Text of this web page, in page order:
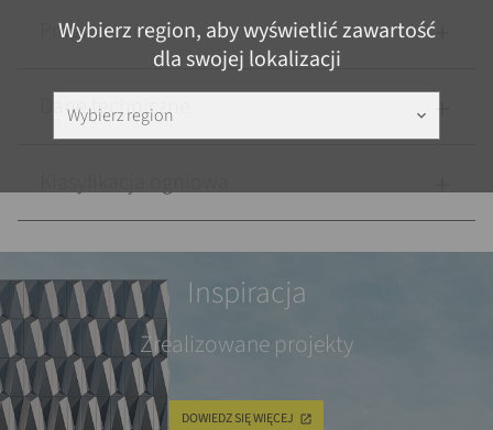
Wybierz region, aby wyświetlić zawartość
dla swojej lokalizacji
Wybierz region keyboard_arrow_down
Program dostaw
Dane techniczne
Inspiracja
Zrealizowane projekty
DOWIEDZ SIĘ WIĘCEJ